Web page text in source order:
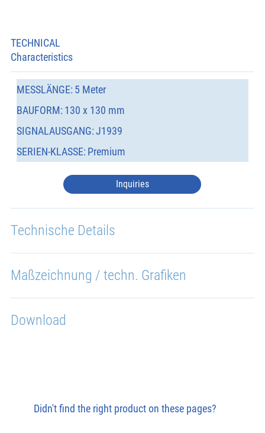
TECHNICAL
Characteristics
MESSLÄNGE: 5 Meter
BAUFORM: 130 x 130 mm
SIGNALAUSGANG: J1939
SERIEN-KLASSE: Premium
Inquiries
Technische Details
Maßzeichnung / techn. Grafiken
Download
Didn't find the right product on these pages?